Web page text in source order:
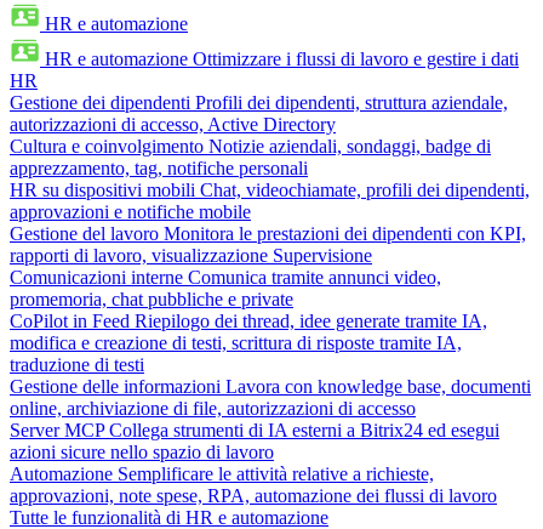
HR e automazione
HR e automazione Ottimizzare i flussi di lavoro e gestire i dati
HR
Gestione dei dipendenti Profili dei dipendenti, struttura aziendale,
autorizzazioni di accesso, Active Directory
Cultura e coinvolgimento Notizie aziendali, sondaggi, badge di
apprezzamento, tag, notifiche personali
HR su dispositivi mobili Chat, videochiamate, profili dei dipendenti,
approvazioni e notifiche mobile
Gestione del lavoro Monitora le prestazioni dei dipendenti con KPI,
rapporti di lavoro, visualizzazione Supervisione
Comunicazioni interne Comunica tramite annunci video,
promemoria, chat pubbliche e private
CoPilot in Feed Riepilogo dei thread, idee generate tramite IA,
modifica e creazione di testi, scrittura di risposte tramite IA,
traduzione di testi
Gestione delle informazioni Lavora con knowledge base, documenti
online, archiviazione di file, autorizzazioni di accesso
Server MCP Collega strumenti di IA esterni a Bitrix24 ed esegui
azioni sicure nello spazio di lavoro
Automazione Semplificare le attività relative a richieste,
approvazioni, note spese, RPA, automazione dei flussi di lavoro
Tutte le funzionalità di HR e automazione